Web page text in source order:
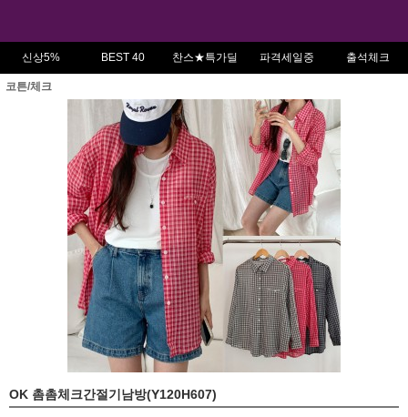
신상5% BEST 40 찬스★특가딜 파격세일중 출석체크
코튼/체크
OK 촘촘체크간절기남방(Y120H607)